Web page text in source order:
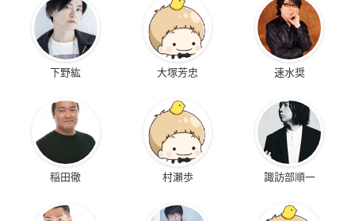
下野紘 大塚芳忠 速水奨
稲田徹 村瀬歩 諏訪部順一